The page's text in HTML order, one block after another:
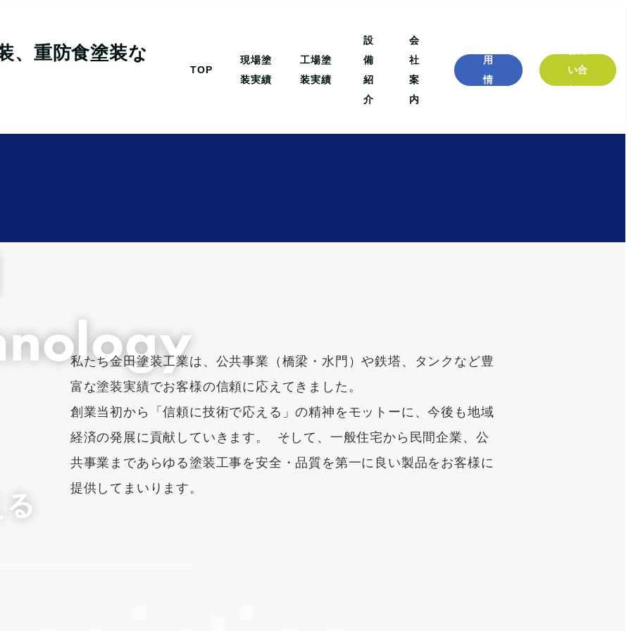
TOP
現場塗
装実績
工場塗
装実績
設
備
紹
介
会
社
案
内
用
情
い合
わせ
私たち金田塗装工業は、公共事業（橋梁・水門）や鉄塔、タンクなど豊
富な塗装実績でお客様の信頼に応えてきました。
創業当初から「信頼に技術で応える」の精神をモットーに、今後も地域
経済の発展に貢献していきます。 そして、一般住宅から民間企業、公
共事業まであらゆる塗装工事を安全・品質を第一に良い製品をお客様に
提供してまいります。